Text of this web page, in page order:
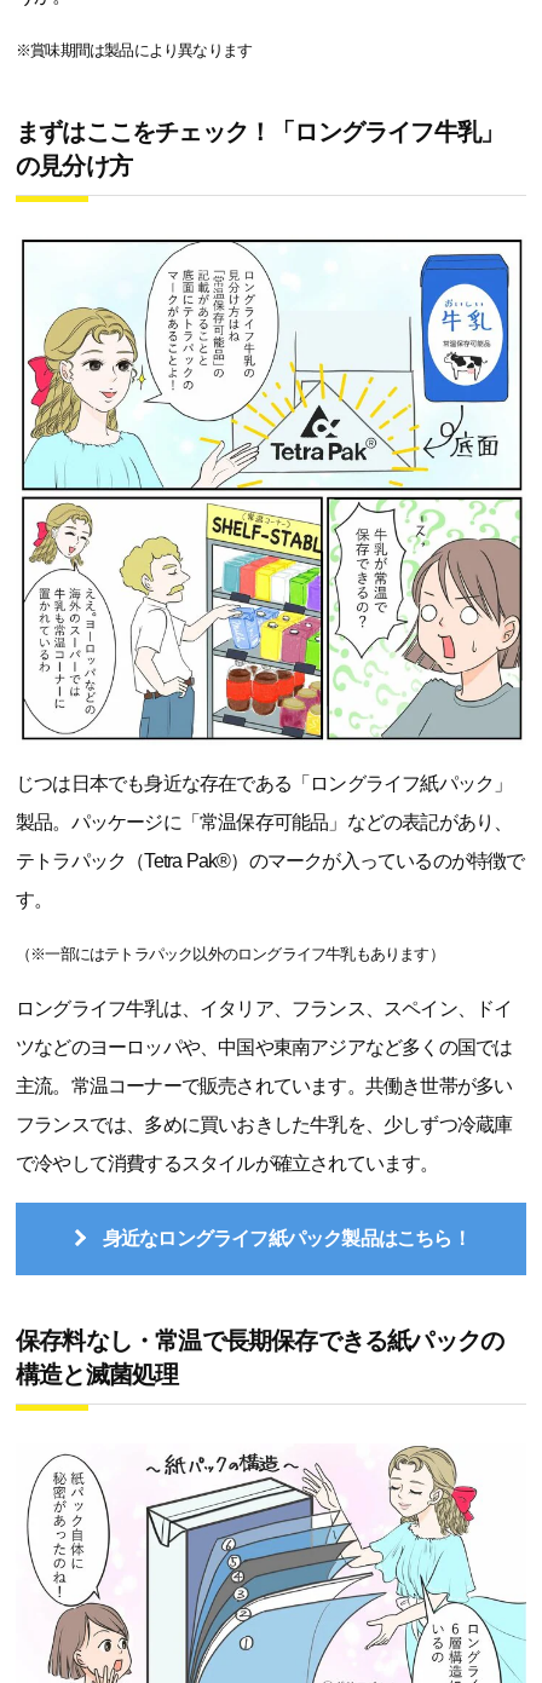
※賞味期間は製品により異なります
まずはここをチェック！「ロングライフ牛乳」
の見分け方
じつは日本でも身近な存在である「ロングライフ紙パック」
製品。パッケージに「常温保存可能品」などの表記があり、
テトラパック（Tetra Pak®）のマークが入っているのが特徴で
す。
（※一部にはテトラパック以外のロングライフ牛乳もあります）
ロングライフ牛乳は、イタリア、フランス、スペイン、ドイ
ツなどのヨーロッパや、中国や東南アジアなど多くの国では
主流。常温コーナーで販売されています。共働き世帯が多い
フランスでは、多めに買いおきした牛乳を、少しずつ冷蔵庫
で冷やして消費するスタイルが確立されています。
身近なロングライフ紙パック製品はこちら！
保存料なし・常温で長期保存できる紙パックの
構造と滅菌処理